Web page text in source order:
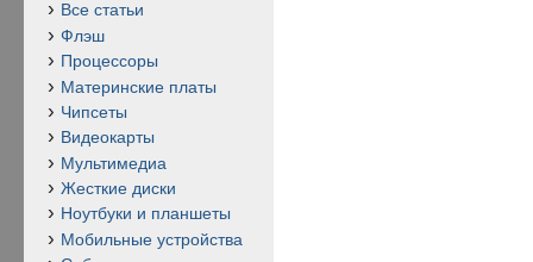
Все статьи
Флэш
Процессоры
Материнские платы
Чипсеты
Видеокарты
Мультимедиа
Жесткие диски
Ноутбуки и планшеты
Мобильные устройства